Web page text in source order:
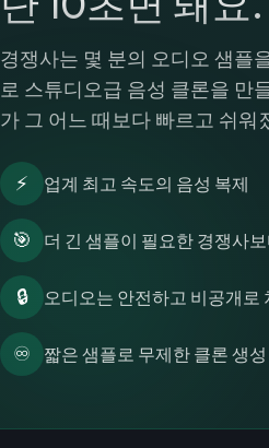
경쟁사는 몇 분의 오디오 샘플
로 스튜디오급 음성 클론을 만
가 그 어느 때보다 빠르고 쉬워
⚡ 업계 최고 속도의 음성 복제
🎯 더 긴 샘플이 필요한 경쟁사
🔒 오디오는 안전하고 비공개로
♾️ 짧은 샘플로 무제한 클론 생성